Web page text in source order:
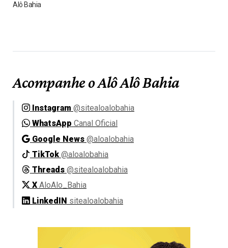
Alô Bahia
Acompanhe o Alô Alô Bahia
Instagram @sitealoalobahia
WhatsApp Canal Oficial
Google News @aloalobahia
TikTok @aloalobahia
Threads @sitealoalobahia
X AloAlo_Bahia
LinkedIN sitealoalobahia